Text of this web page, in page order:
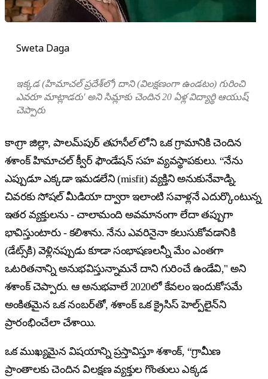
Sweta Daga
ఇక్కడ (హిమాచల్ ప్రదేశ్‌లో) దాని (విలక్షణంగా ఉండటం) గురించి
ఎవరూ మాట్లాడరు' అని సిమ్లాకు చెందిన 20 ఏళ్ల విద్యార్థి ఆయుష్
చెప్పారు
కాఁగ్రా జిల్లా, పాలమ్‌పుర్ తహసీల్లోని ఒక గ్రామానికి చెందిన
శశాంక్ హిమాచల్ క్వీర్ ఫౌండేషన్ సహ వ్యవస్థాపకులు. “నేను
ఎప్పుడూ ఎక్కడా ఇమడలేని (misfit) వ్యక్తిని అనుకునేవాడ్ని.
చివరకు సోషల్ మీడియా ద్వారా ఇలాంటి సవాళ్లనే ఎదుర్కొంటున్న
ఇతర వ్యక్తులను - చాలామంది అవమానంగా లేదా తప్పుగా
భావిస్తుంటారు - కలిశాను. నేను ఎవరినైనా కలుసుకోవడానికి
(డేట్స్‌కి) వెళ్లినప్పుడు కూడా సంభాషణలన్నీ మేం ఎంతగా
ఒటరితనాన్ని అనుభవిస్తున్నామనే దాని గురించే ఉండేవి," అని
శశాంక్ చెప్పారు. ఆ అనుభవాలే 2020లో కేవలం ఇందుకోసమే
అంకితమైన ఒక నంబర్‌తో, శశాంక్ ఒక క్రైసిస్ హెల్ప్‌లైన్‌ని
ప్రారంభించేలా చేశాయి.
ఒక ముఖ్యమైన విషయాన్ని ప్రస్తావిస్తూ శశాంక్, “గ్రామీణ
ప్రాంతాలకు చెందిన విలక్షణ వ్యక్తుల గొంతులు ఎక్కడ